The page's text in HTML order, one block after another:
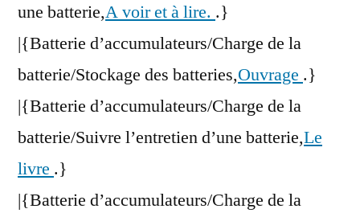
une batterie,A voir et à lire. .}
|{Batterie d’accumulateurs/Charge de la
batterie/Stockage des batteries,Ouvrage .}
|{Batterie d’accumulateurs/Charge de la
batterie/Suivre l’entretien d’une batterie,Le
livre .}
|{Batterie d’accumulateurs/Charge de la